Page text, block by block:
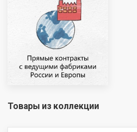
Товары из коллекции